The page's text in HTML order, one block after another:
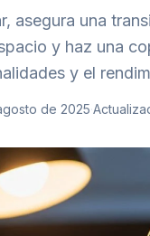
asegura una
y haz una
y el
de 2025·